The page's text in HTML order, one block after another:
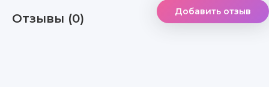
Отзывы (0) Добавить отзыв